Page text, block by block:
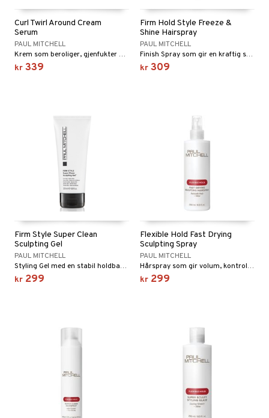
Curl Twirl Around Cream
Serum
PAUL MITCHELL
Krem som beroliger, gjenfukter og temmer vanskelige krøller.
kr 339
Firm Hold Style Freeze &
Shine Hairspray
PAUL MITCHELL
Finish Spray som gir en kraftig styrke og med maksimal glans. Perfekt til et medium til tykt hår.
kr 309
Firm Style Super Clean
Sculpting Gel
PAUL MITCHELL
Styling Gel med en stabil holdbarhet og høy glans.
kr 299
Flexible Hold Fast Drying
Sculpting Spray
PAUL MITCHELL
Hårspray som gir volum, kontroll og glans med medium hold.
kr 299